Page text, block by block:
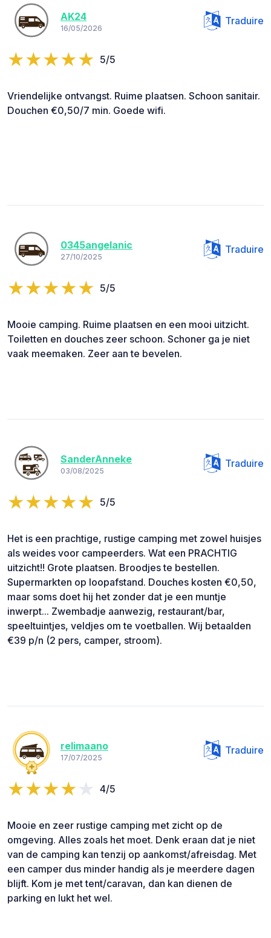
AK24
16/05/2026
Traduire
5/5
Vriendelijke ontvangst. Ruime plaatsen. Schoon sanitair.
Douchen €0,50/7 min. Goede wifi.
0345angelanic
27/10/2025
Traduire
5/5
Mooie camping. Ruime plaatsen en een mooi uitzicht.
Toiletten en douches zeer schoon. Schoner ga je niet
vaak meemaken. Zeer aan te bevelen.
SanderAnneke
03/08/2025
Traduire
5/5
Het is een prachtige, rustige camping met zowel huisjes
als weides voor campeerders. Wat een PRACHTIG
uitzicht!! Grote plaatsen. Broodjes te bestellen.
Supermarkten op loopafstand. Douches kosten €0,50,
maar soms doet hij het zonder dat je een muntje
inwerpt... Zwembadje aanwezig, restaurant/bar,
speeltuintjes, veldjes om te voetballen. Wij betaalden
€39 p/n (2 pers, camper, stroom).
relimaano
17/07/2025
Traduire
4/5
Mooie en zeer rustige camping met zicht op de
omgeving. Alles zoals het moet. Denk eraan dat je niet
van de camping kan tenzij op aankomst/afreisdag. Met
een camper dus minder handig als je meerdere dagen
blijft. Kom je met tent/caravan, dan kan dienen de
parking en lukt het wel.